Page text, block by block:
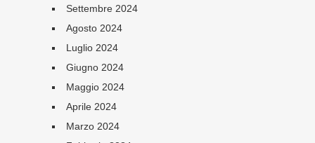
Settembre 2024
Agosto 2024
Luglio 2024
Giugno 2024
Maggio 2024
Aprile 2024
Marzo 2024